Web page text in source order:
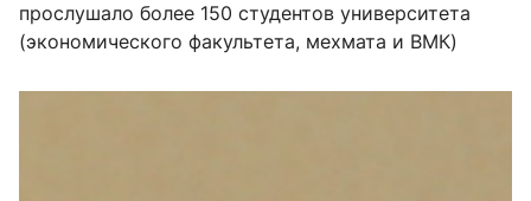
прослушало более 150 студентов университета
(экономического факультета, мехмата и ВМК)